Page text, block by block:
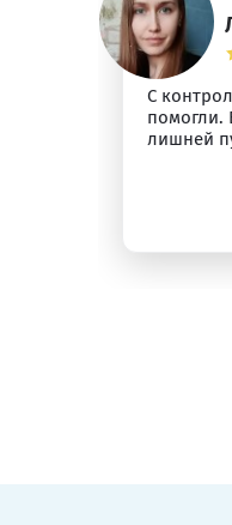
С
помогли.
лишней